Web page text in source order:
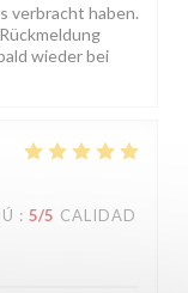
verbracht haben.
wieder bei
: 5/5 CALIDAD